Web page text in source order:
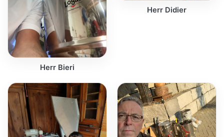
Herr Bieri
Herr Didier